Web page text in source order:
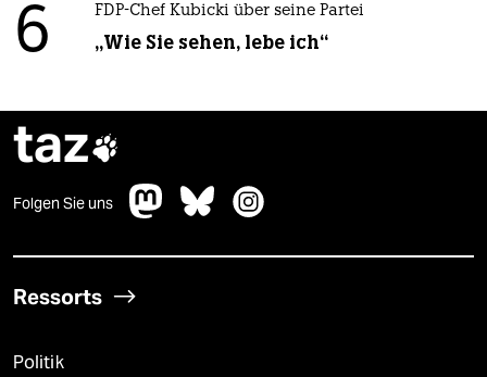
6 FDP-Chef Kubicki über seine Partei
„Wie Sie sehen, lebe ich“
taz
Folgen Sie uns
Ressorts
Politik